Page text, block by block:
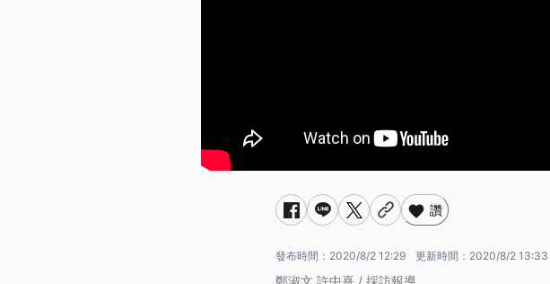
讚
發布時間： 2020/8/2 12:29 更新時間： 2020/8/2 13:33
鄭淑文 許中熹 / 採訪報導